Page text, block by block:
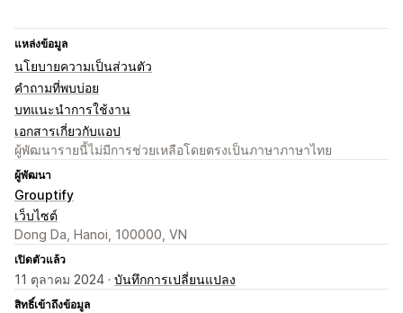
แหล่งข้อมูล
นโยบายความเป็นส่วนตัว
คำถามที่พบบ่อย
บทแนะนำการใช้งาน
เอกสารเกี่ยวกับแอป
ผู้พัฒนารายนี้ไม่มีการช่วยเหลือโดยตรงเป็นภาษาภาษาไทย
ผู้พัฒนา
Grouptify
เว็บไซต์
Dong Da, Hanoi, 100000, VN
เปิดตัวแล้ว
11 ตุลาคม 2024 · บันทึกการเปลี่ยนแปลง
สิทธิ์เข้าถึงข้อมูล